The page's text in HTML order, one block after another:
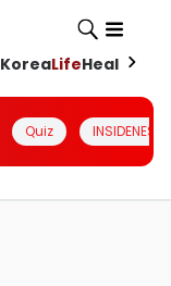
KoreaLifeHealth
Quiz INSIDENESIA